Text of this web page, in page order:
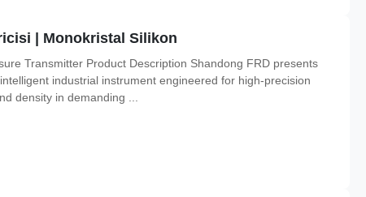
| Monokristal Silikon
Transmitter Product Description Shandong FRD presents
industrial instrument engineered for high-precision
density in demanding ...